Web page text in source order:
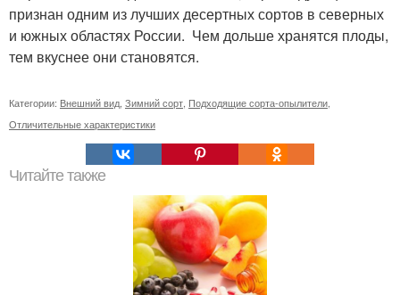
признан одним из лучших десертных сортов в северных
и южных областях России. Чем дольше хранятся плоды,
тем вкуснее они становятся.
Категории: Внешний вид Зимний сорт Подходящие сорта-опылители
Отличительные характеристики
Читайте также